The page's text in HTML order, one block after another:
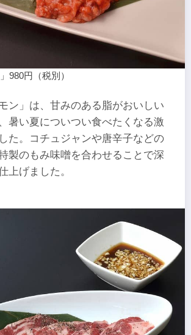
980円（税別）
ン」は、甘みのある脂がおいしい
暑い夏についつい食べたくなる激
た。コチュジャンや唐辛子などの
製のもみ味噌を合わせることで深
上げました。